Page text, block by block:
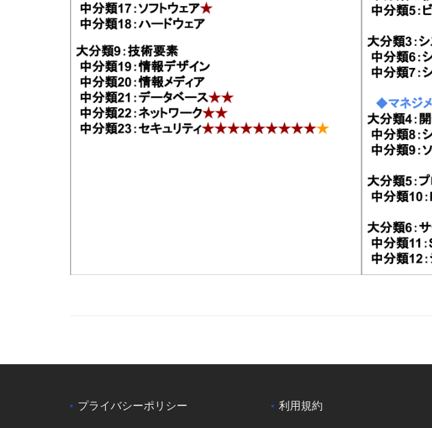
プライバシーポリシー 利用規約